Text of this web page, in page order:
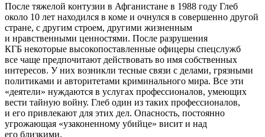
После тяжелой контузии в Афганистане в 1988 году Глеб
около 10 лет находился в коме и очнулся в совершенно другой
стране, с другим строем, другими жизненным
и нравственными ценностями. После разрушения
КГБ некоторые высокопоставленные офицеры спецслужб
все чаще предпочитают действовать во имя собственных
интересов. У них возникли тесные связи с делами, грязными
политиками и авторитетами криминального мира. Все эти
«деятели» нуждаются в услугах профессионалов, умеющих
вести тайную войну. Глеб один из таких профессионалов,
и его привлекают для этих дел. Опасность, постоянно
угрожающая «узаконенному убийце» висит и над
его близкими.